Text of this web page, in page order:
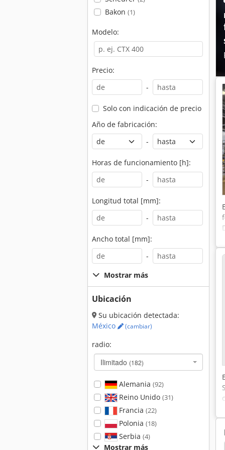
Bakon (1)
Modelo:
Precio:
-
Solo con indicación de precio
Año de fabricación:
-
Horas de funcionamiento [h]:
-
Longitud total [mm]:
-
Ancho total [mm]:
-
Mostrar más
Ubicación
Su ubicación detectada:
México
(cambiar)
radio:
Ilimitado (182)
Alemania (92)
Reino Unido (31)
Francia (22)
Polonia (18)
Serbia (4)
Mostrar más